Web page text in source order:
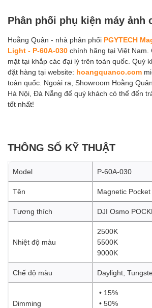
Phân phối phụ kiện máy ảnh
Hoằng Quân - nhà phân phối PGYTECH
Light - P-60A-030 chính hãng tại Việt Nam.
mặt tại khắp các đại lý trên toàn quốc. Quý
đặt hàng tại website: hoangquanco.com
toàn quốc. Ngoài ra, Showroom Hoằng
Hà Nội, Đà Nẵng để quý khách có thể đến
tốt nhất!
THÔNG SỐ KỸ THUẬT
Model P-60A-030
Tên Magnetic
Tương thích DJI Osmo
Nhiệt độ màu
2500K
5500K
9000K
Chế độ màu Daylight,
Dimming
• 15%
• 50%